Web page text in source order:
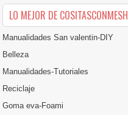
LO MEJOR DE COSITASCONMESH
Manualidades San valentin-DIY
Belleza
Manualidades-Tutoriales
Reciclaje
Goma eva-Foami